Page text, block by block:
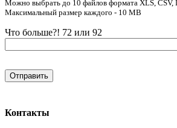
Можно выбрать до 10 файлов формата XLS, CSV,
Максимальный размер каждого - 10 MB
Что больше?! 72 или 92
Контакты